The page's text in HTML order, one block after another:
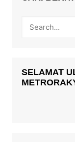
SELAMAT